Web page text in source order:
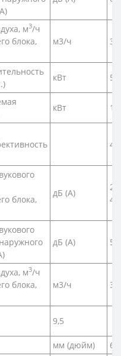
м3/ч
блока,
м3/ч
кВт
кВт
блока,
дБ (А)
48
дБ (А) 51
м3/ч
блока,
м3/ч
9,5
мм (дюйм)